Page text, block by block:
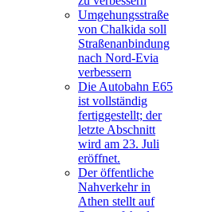
Umgehungsstraße
von Chalkida soll
Straßenanbindung
nach Nord-Evia
verbessern
Die Autobahn E65
ist vollständig
fertiggestellt; der
letzte Abschnitt
wird am 23. Juli
eröffnet.
Der öffentliche
Nahverkehr in
Athen stellt auf